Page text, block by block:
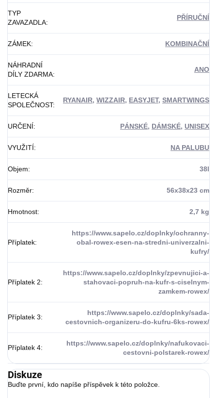
TYP
ZAVAZADLA:
PŘÍRUČNÍ
ZÁMEK: KOMBINAČNÍ
NÁHRADNÍ
DÍLY ZDARMA:
ANO
LETECKÁ
SPOLEČNOST:
RYANAIR, WIZZAIR, EASYJET, SMARTWINGS
URČENÍ: PÁNSKÉ, DÁMSKÉ, UNISEX
VYUŽITÍ: NA PALUBU
Objem: 38l
Rozměr: 56x38x23 cm
Hmotnost: 2,7 kg
Příplatek:
https://www.sapelo.cz/doplnky/ochranny-
obal-rowex-esen-na-stredni-univerzalni-
kufry/
Příplatek 2:
https://www.sapelo.cz/doplnky/zpevnujici-a-
stahovaci-popruh-na-kufr-s-ciselnym-
zamkem-rowex/
Příplatek 3:
https://www.sapelo.cz/doplnky/sada-
cestovnich-organizeru-do-kufru-6ks-rowex/
Příplatek 4:
https://www.sapelo.cz/doplnky/nafukovaci-
cestovni-polstarek-rowex/
Diskuze
Buďte první, kdo napíše příspěvek k této položce.